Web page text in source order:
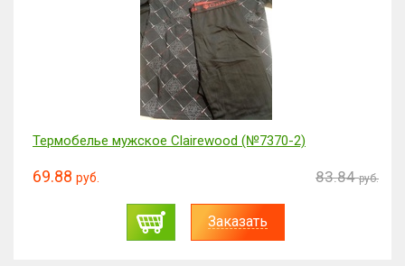
Термобелье мужское Clairewood (№7370-2)
69.88 руб. 83.84 руб.
Заказать